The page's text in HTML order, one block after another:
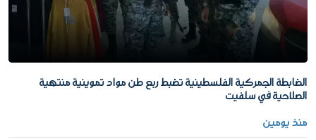
الضابطة الجمركية الفلسطينية تضبط ربع طن مواد تموينية منتهية
الصلاحية في سلفيت
منذ يومين